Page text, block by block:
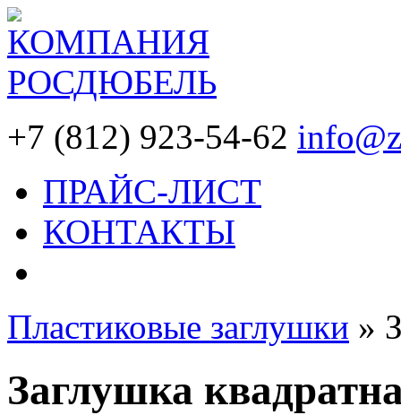
+7 (812) 923-54-62
ПРАЙС-ЛИСТ
КОНТАКТЫ
Пластиковые заглушки »
Заглушка